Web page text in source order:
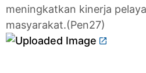
meningkatkan kinerja
masyarakat.(Pen27)